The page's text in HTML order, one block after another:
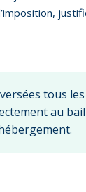
tous
au